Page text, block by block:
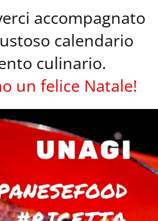
accompagnato
calendario
culinario.
un felice Natale!